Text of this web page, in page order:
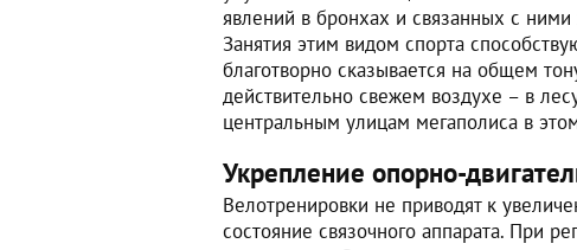
явлений в бронхах и связанных с
Занятия этим видом спорта
благотворно сказывается на общем
действительно свежем воздухе – в
центральным улицам мегаполиса в
Укрепление опорно-
Велотренировки не приводят к
состояние связочного аппарата. При